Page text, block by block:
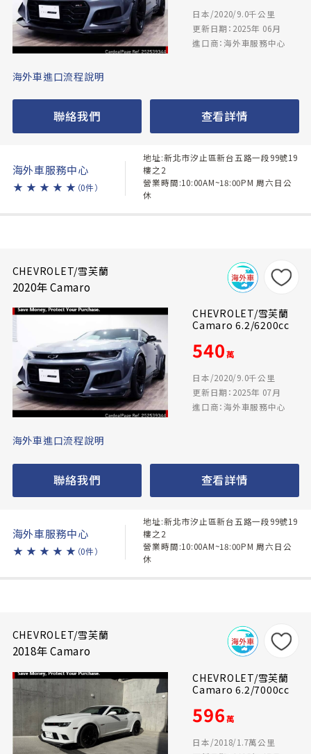
日本/2020/9.0千公里
更新日期：2025年 06月
進口商：海外車服務中心
海外車進口流程說明
聯絡我們 查看詳情
海外車服務中心
★ ★ ★ ★ ★ （0件）
地址:新北市汐止區新台五路一段99號19
樓之2
營業時間:10:00AM~18:00PM 周六日公
休
CHEVROLET/雪芙蘭
2020年 Camaro
CHEVROLET/雪芙蘭
Camaro 6.2/6200cc
540萬
日本/2020/9.0千公里
更新日期：2025年 07月
進口商：海外車服務中心
海外車進口流程說明
聯絡我們 查看詳情
海外車服務中心
★ ★ ★ ★ ★ （0件）
地址:新北市汐止區新台五路一段99號19
樓之2
營業時間:10:00AM~18:00PM 周六日公
休
CHEVROLET/雪芙蘭
2018年 Camaro
CHEVROLET/雪芙蘭
Camaro 6.2/7000cc
596萬
日本/2018/1.7萬公里